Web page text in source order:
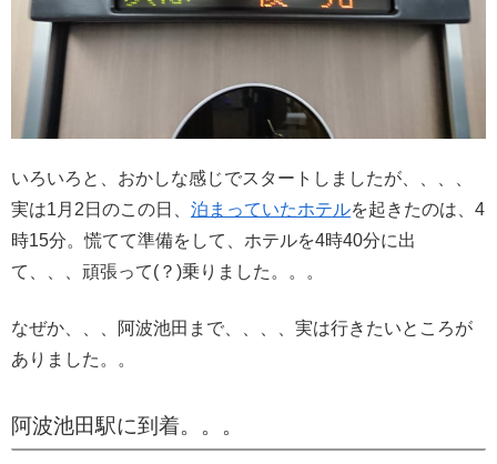
いろいろと、おかしな感じでスタートしましたが、、、、
実は1月2日のこの日、 泊まっていたホテルを起きたのは、4
時15分。慌てて準備をして、ホテルを4時40分に出
て、、、頑張って(？)乗りました。。。
なぜか、、、阿波池田まで、、、、実は行きたいところが
ありました。。
阿波池田駅に到着。。。